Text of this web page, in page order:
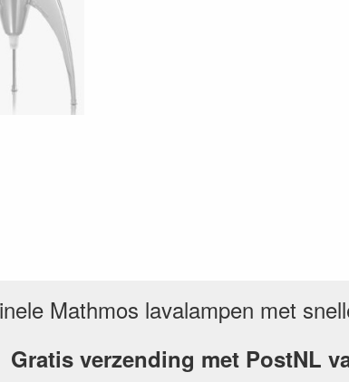
Mathmos lavalampen met
Gratis verzending met PostNL